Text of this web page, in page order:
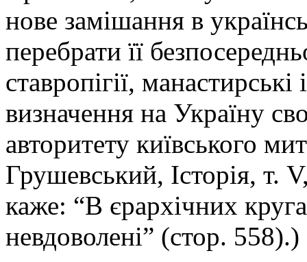
нове замішання в
перебрати її
ставропігії,
визначення на Україну
авторитету київського
Грушевський, Історія, т.
каже: “В єрархічних
невдоволені” (стор. 558).)